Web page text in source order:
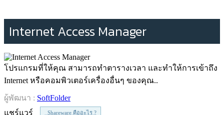
Internet Access Manager
โปรแกรมที่ให้คุณ สามารถทำตารางเวลา และทำให้การเข้าถึง
Internet หรือคอมพิวเตอร์เครื่องอื่นๆ ของคุณ..
ผู้พัฒนา : SoftFolder
แชร์แวร์
Shareware คืออะไร ?